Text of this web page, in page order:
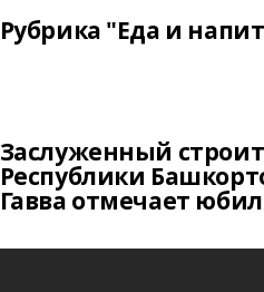
Рубрика "Еда и
Заслуженный
Республики
Гавва отмечает